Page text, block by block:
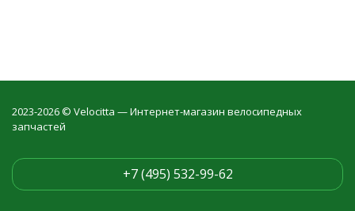
2023-2026 © Velocitta — Интернет-магазин велосипедных
запчастей
+7 (495) 532-99-62